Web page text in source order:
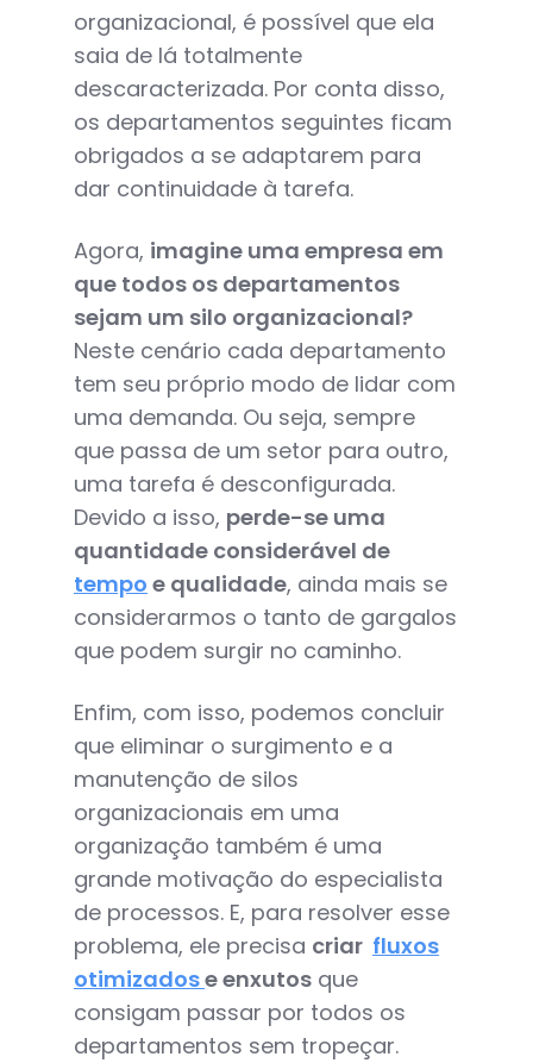
organizacional, é possível que ela
saia de lá totalmente
descaracterizada. Por conta disso,
os departamentos seguintes ficam
obrigados a se adaptarem para
dar continuidade à tarefa.
Agora, imagine uma empresa em
que todos os departamentos
sejam um silo organizacional?
Neste cenário cada departamento
tem seu próprio modo de lidar com
uma demanda. Ou seja, sempre
que passa de um setor para outro,
uma tarefa é desconfigurada.
Devido a isso, perde-se uma
quantidade considerável de
tempo e qualidade, ainda mais se
considerarmos o tanto de gargalos
que podem surgir no caminho.
Enfim, com isso, podemos concluir
que eliminar o surgimento e a
manutenção de silos
organizacionais em uma
organização também é uma
grande motivação do especialista
de processos. E, para resolver esse
problema, ele precisa criar fluxos
otimizadose enxutos que
consigam passar por todos os
departamentos sem tropeçar.